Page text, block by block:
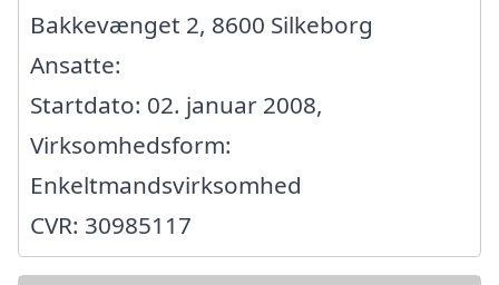
Bakkevænget 2, 8600 Silkeborg
Ansatte:
Startdato: 02. januar 2008,
Virksomhedsform:
Enkeltmandsvirksomhed
CVR: 30985117